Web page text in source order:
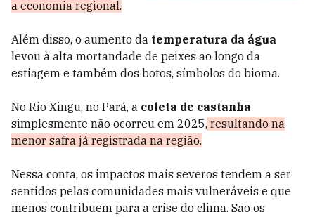
a economia regional.
Além disso, o aumento da temperatura da água
levou à alta mortandade de peixes ao longo da
estiagem e também dos botos, símbolos do bioma.
No Rio Xingu, no Pará, a coleta de castanha
simplesmente não ocorreu em 2025, resultando na
menor safra já registrada na região.
Nessa conta, os impactos mais severos tendem a ser
sentidos pelas comunidades mais vulneráveis e que
menos contribuem para a crise do clima. São os